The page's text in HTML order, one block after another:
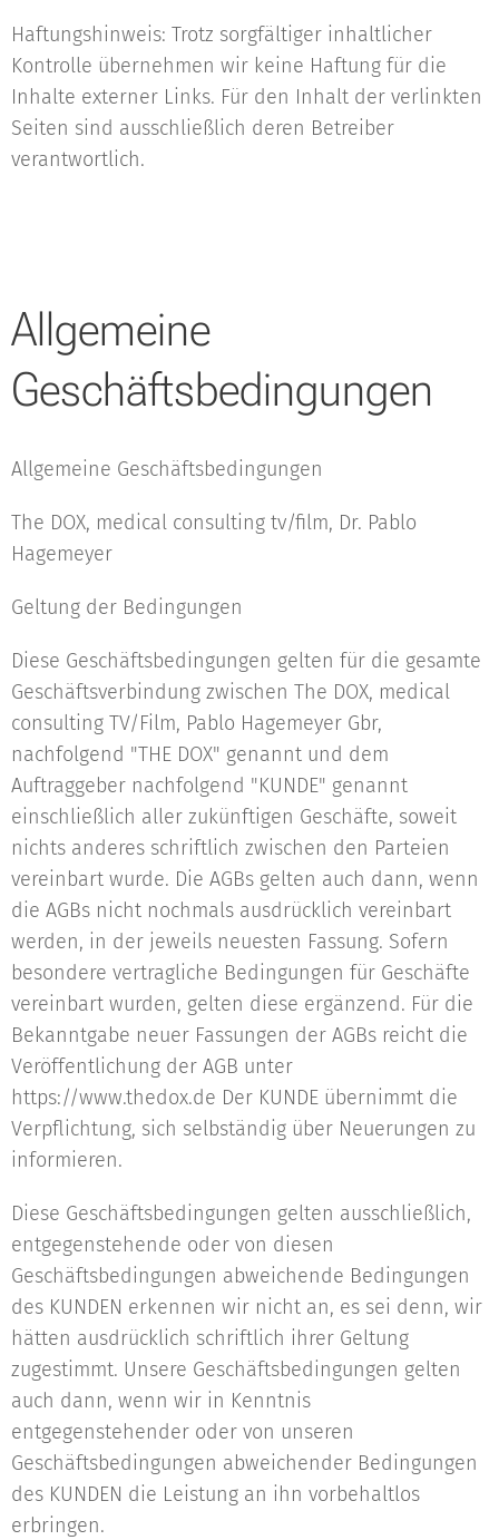
Haftungshinweis: Trotz sorgfältiger inhaltlicher
Kontrolle übernehmen wir keine Haftung für die
Inhalte externer Links. Für den Inhalt der verlinkten
Seiten sind ausschließlich deren Betreiber
verantwortlich.
Allgemeine
Geschäftsbedingungen
Allgemeine Geschäftsbedingungen
The DOX, medical consulting tv/film, Dr. Pablo
Hagemeyer
Geltung der Bedingungen
Diese Geschäftsbedingungen gelten für die gesamte
Geschäftsverbindung zwischen The DOX, medical
consulting TV/Film, Pablo Hagemeyer Gbr,
nachfolgend "THE DOX" genannt und dem
Auftraggeber nachfolgend "KUNDE" genannt
einschließlich aller zukünftigen Geschäfte, soweit
nichts anderes schriftlich zwischen den Parteien
vereinbart wurde. Die AGBs gelten auch dann, wenn
die AGBs nicht nochmals ausdrücklich vereinbart
werden, in der jeweils neuesten Fassung. Sofern
besondere vertragliche Bedingungen für Geschäfte
vereinbart wurden, gelten diese ergänzend. Für die
Bekanntgabe neuer Fassungen der AGBs reicht die
Veröffentlichung der AGB unter
https://www.thedox.de Der KUNDE übernimmt die
Verpflichtung, sich selbständig über Neuerungen zu
informieren.
Diese Geschäftsbedingungen gelten ausschließlich,
entgegenstehende oder von diesen
Geschäftsbedingungen abweichende Bedingungen
des KUNDEN erkennen wir nicht an, es sei denn, wir
hätten ausdrücklich schriftlich ihrer Geltung
zugestimmt. Unsere Geschäftsbedingungen gelten
auch dann, wenn wir in Kenntnis
entgegenstehender oder von unseren
Geschäftsbedingungen abweichender Bedingungen
des KUNDEN die Leistung an ihn vorbehaltlos
erbringen.